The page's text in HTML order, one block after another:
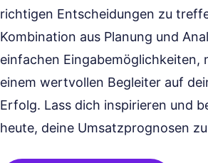
richtigen Entscheidungen zu
Kombination aus Planung und
einfachen Eingabemöglichkeiten,
einem wertvollen Begleiter auf
Erfolg. Lass dich inspirieren und
heute, deine Umsatzprognosen